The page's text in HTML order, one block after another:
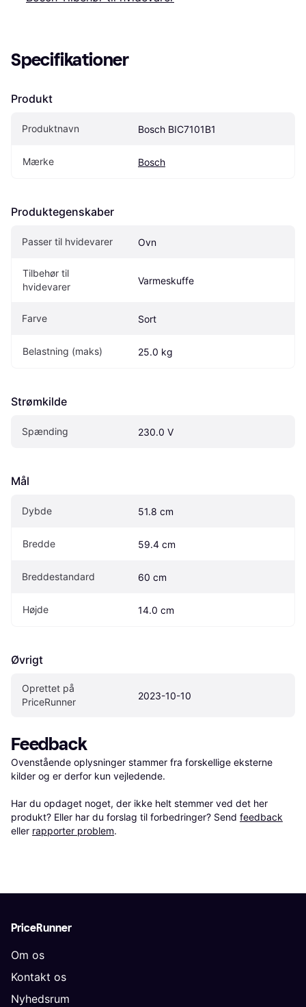
Specifikationer
Produkt
Produktnavn Bosch BIC7101B1
Mærke Bosch
Produktegenskaber
Passer til hvidevarer Ovn
Tilbehør til
hvidevarer
Varmeskuffe
Farve Sort
Belastning (maks) 25.0 kg
Strømkilde
Spænding 230.0 V
Mål
Dybde 51.8 cm
Bredde 59.4 cm
Breddestandard 60 cm
Højde 14.0 cm
Øvrigt
Oprettet på
PriceRunner
2023-10-10
Feedback
Ovenstående oplysninger stammer fra forskellige eksterne
kilder og er derfor kun vejledende.
Har du opdaget noget, der ikke helt stemmer ved det her
produkt? Eller har du forslag til forbedringer? Send feedback
eller rapporter problem.
PriceRunner
Om os
Kontakt os
Nyhedsrum